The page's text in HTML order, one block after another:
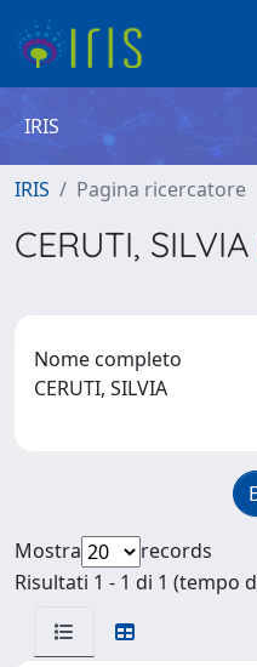
IRIS
IRIS Pagina ricercatore
CERUTI, SILVIA
Nome completo
CERUTI, SILVIA
Mostra
records
Risultati 1 - 1 di 1 (tempo